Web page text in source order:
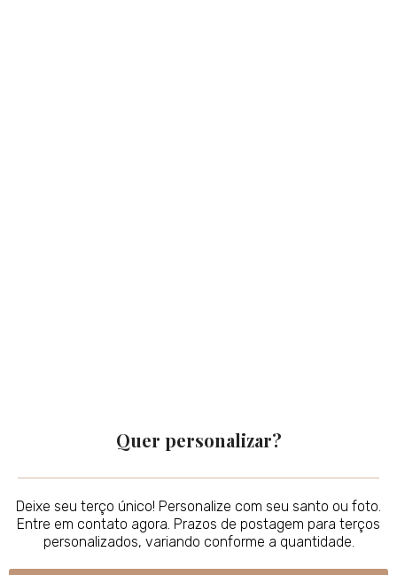
Quer personalizar?
Deixe seu terço único! Personalize com seu santo ou foto.
Entre em contato agora. Prazos de postagem para terços
personalizados, variando conforme a quantidade.